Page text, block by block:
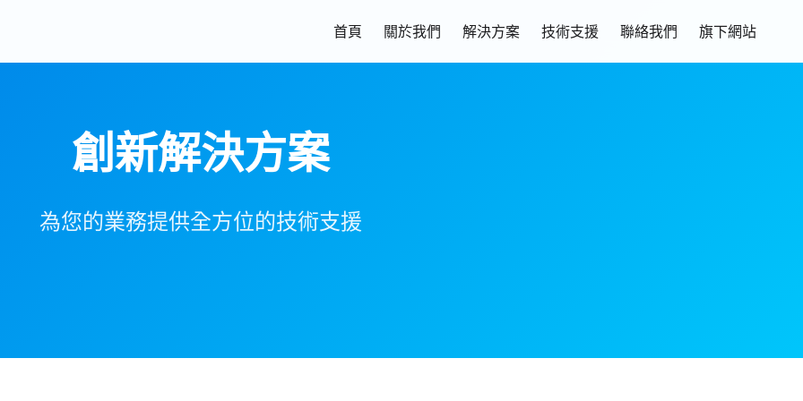
首頁 關於我們 解決方案 技術支援 聯絡我們 旗下網站
創新解決方案
為您的業務提供全方位的技術支援